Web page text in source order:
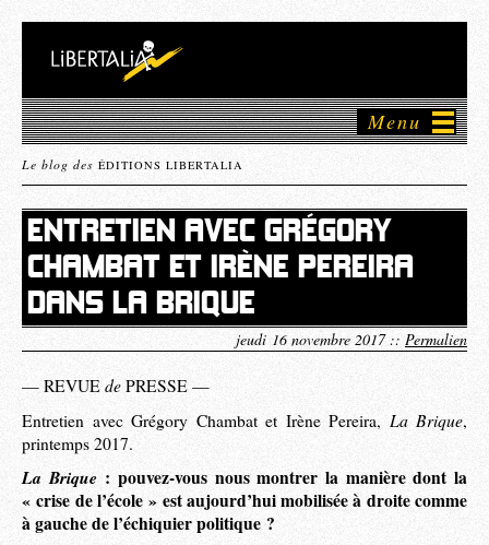
Menu
Le blog des ÉDITIONS LIBERTALIA
ENTRETIEN AVEC GRÉGORY
CHAMBAT ET IRÈNE PEREIRA
DANS LA BRIQUE
jeudi 16 novembre 2017 ::Permalien
— REVUE de PRESSE —
Entretien avec Grégory Chambat et Irène Pereira, La Brique,
printemps 2017.
La Brique: pouvez-vous nous montrer la manière dont la
« crise de l’école » est aujourd’hui mobilisée à droite comme
à gauche de l’échiquier politique ?